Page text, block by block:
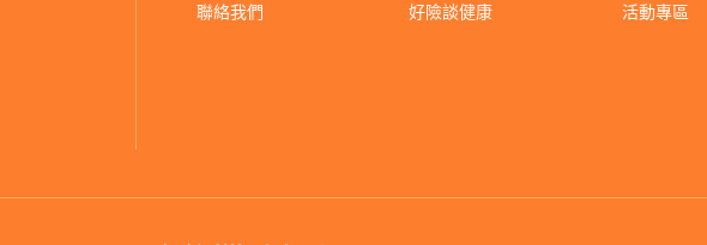
聯絡我們 好險談健康 活動專區